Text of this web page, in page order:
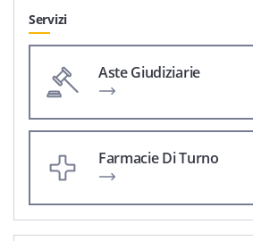
Servizi
Aste Giudiziarie
Farmacie Di Turno